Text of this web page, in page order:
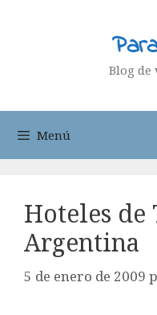
Blog de
Menú
Hoteles de
Argentina
5 de enero de 2009